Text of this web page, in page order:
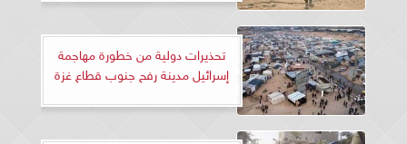
تحذيرات دولية من خطورة مهاجمة
إسرائيل مدينة رفح جنوب قطاع غزة